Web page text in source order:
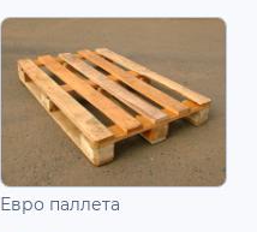
Евро паллета